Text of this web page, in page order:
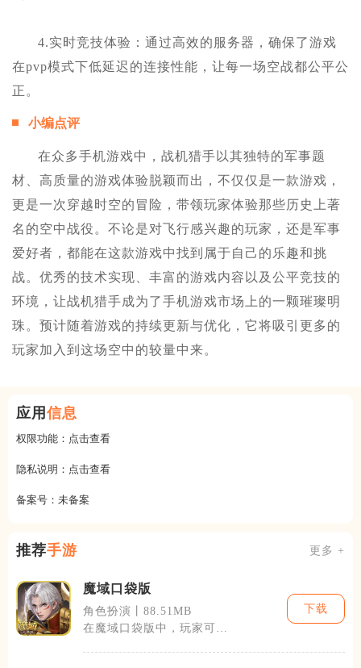
4.实时竞技体验：通过高效的服务器，确保了游戏
在pvp模式下低延迟的连接性能，让每一场空战都公平公
正。
小编点评
在众多手机游戏中，战机猎手以其独特的军事题
材、高质量的游戏体验脱颖而出，不仅仅是一款游戏，
更是一次穿越时空的冒险，带领玩家体验那些历史上著
名的空中战役。不论是对飞行感兴趣的玩家，还是军事
爱好者，都能在这款游戏中找到属于自己的乐趣和挑
战。优秀的技术实现、丰富的游戏内容以及公平竞技的
环境，让战机猎手成为了手机游戏市场上的一颗璀璨明
珠。预计随着游戏的持续更新与优化，它将吸引更多的
玩家加入到这场空中的较量中来。
应用 信息
权限功能： 点击查看
隐私说明： 点击查看
备案号： 未备案
推荐手游 更多 +
魔域口袋版
角色扮演丨88.51MB
在魔域口袋版中，玩家可以
下载